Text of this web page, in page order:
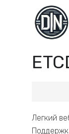
Легкий